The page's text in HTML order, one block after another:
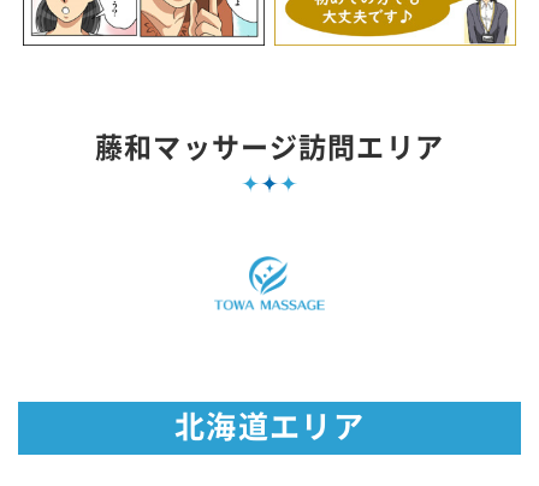
藤和マッサージ訪問エリア
北海道エリア